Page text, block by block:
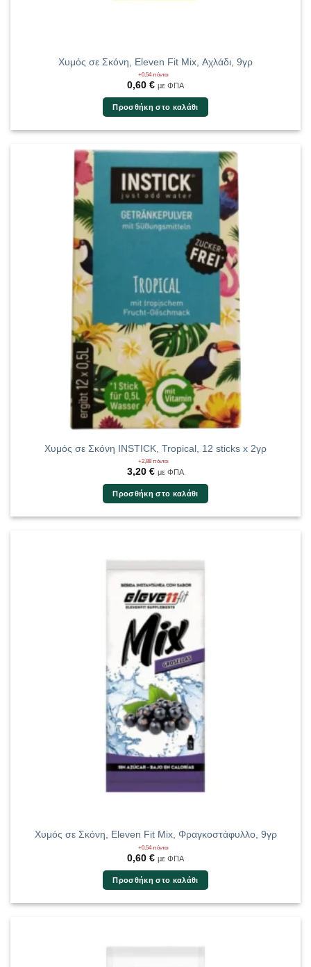
Χυμός σε Σκόνη, Eleven Fit Mix, Αχλάδι, 9γρ
+0,54 πόντοι
0,60 € με ΦΠΑ
Προσθήκη στο καλάθι
Χυμός σε Σκόνη INSTICK, Tropical, 12 sticks x 2γρ
+2,88 πόντοι
3,20 € με ΦΠΑ
Προσθήκη στο καλάθι
Χυμός σε Σκόνη, Eleven Fit Mix, Φραγκοστάφυλλο, 9γρ
+0,54 πόντοι
0,60 € με ΦΠΑ
Προσθήκη στο καλάθι